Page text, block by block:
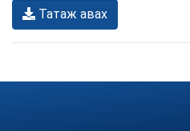
Татаж авах